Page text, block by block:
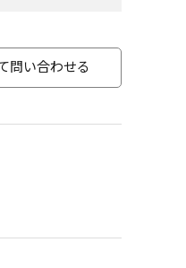
問い合わせる